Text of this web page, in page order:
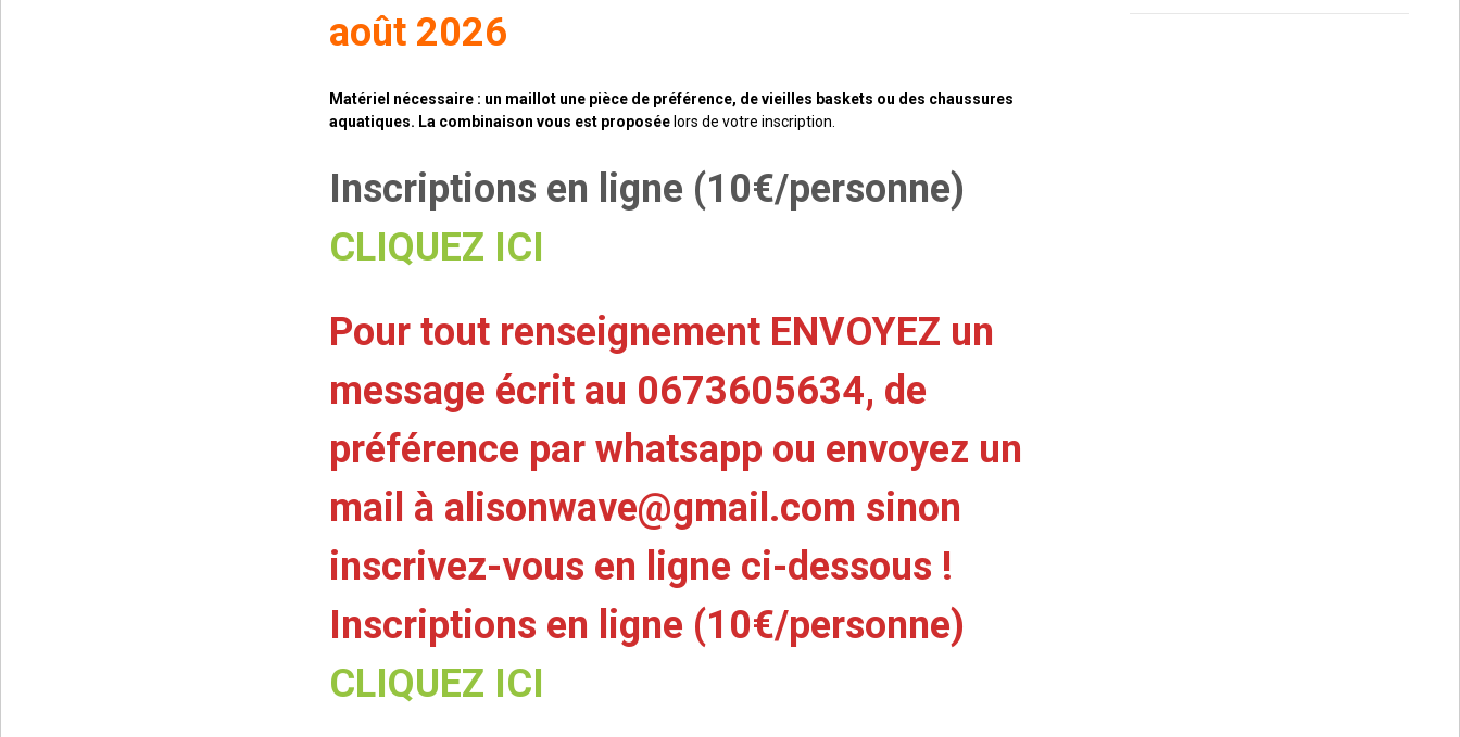
août 2026
Matériel nécessaire : un maillot une pièce de préférence, de vieilles baskets ou des chaussures
aquatiques. La combinaison vous est proposée lors de votre inscription.
Inscriptions en ligne (10€/personne)
CLIQUEZ ICI
Pour tout renseignement ENVOYEZ un
message écrit au 0673605634, de
préférence par whatsapp ou envoyez un
mail à alisonwave@gmail.com sinon
inscrivez-vous en ligne ci-dessous !
Inscriptions en ligne (10€/personne)
CLIQUEZ ICI